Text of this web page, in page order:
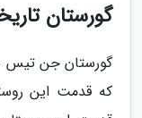
گورستان
گورستان جن تیس